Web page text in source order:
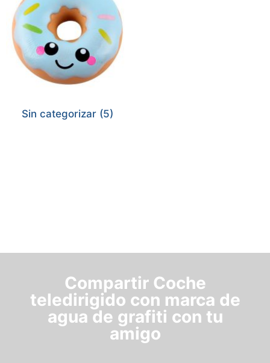
Sin categorizar (5)
Compartir Coche
teledirigido con marca de
agua de grafiti con tu
amigo